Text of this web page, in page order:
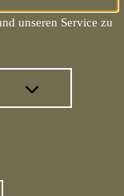
unseren Service zu